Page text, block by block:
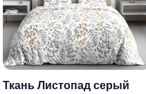
Ткань Листопад серый